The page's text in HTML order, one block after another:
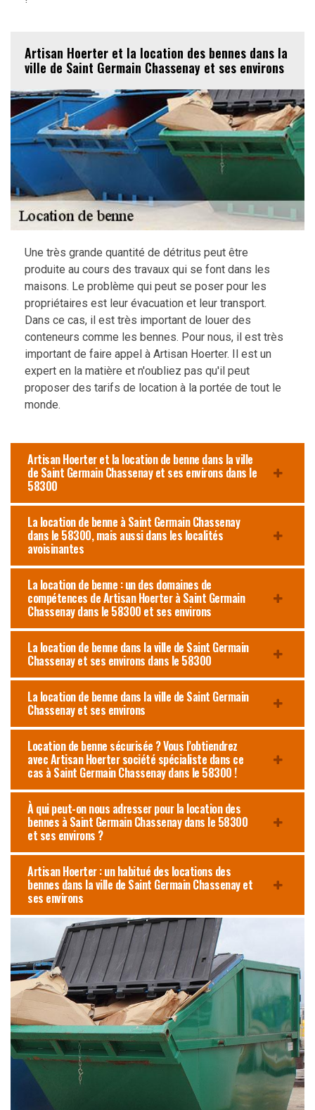
Artisan Hoerter et la location des bennes dans la
ville de Saint Germain Chassenay et ses environs
Une très grande quantité de détritus peut être
produite au cours des travaux qui se font dans les
maisons. Le problème qui peut se poser pour les
propriétaires est leur évacuation et leur transport.
Dans ce cas, il est très important de louer des
conteneurs comme les bennes. Pour nous, il est très
important de faire appel à Artisan Hoerter. Il est un
expert en la matière et n'oubliez pas qu'il peut
proposer des tarifs de location à la portée de tout le
monde.
Artisan Hoerter et la location de benne dans la ville
de Saint Germain Chassenay et ses environs dans le
58300
La location de benne à Saint Germain Chassenay
dans le 58300, mais aussi dans les localités
avoisinantes
La location de benne : un des domaines de
compétences de Artisan Hoerter à Saint Germain
Chassenay dans le 58300 et ses environs
La location de benne dans la ville de Saint Germain
Chassenay et ses environs dans le 58300
La location de benne dans la ville de Saint Germain
Chassenay et ses environs
Location de benne sécurisée ? Vous l’obtiendrez
avec Artisan Hoerter société spécialiste dans ce
cas à Saint Germain Chassenay dans le 58300 !
À qui peut-on nous adresser pour la location des
bennes à Saint Germain Chassenay dans le 58300
et ses environs ?
Artisan Hoerter : un habitué des locations des
bennes dans la ville de Saint Germain Chassenay et
ses environs